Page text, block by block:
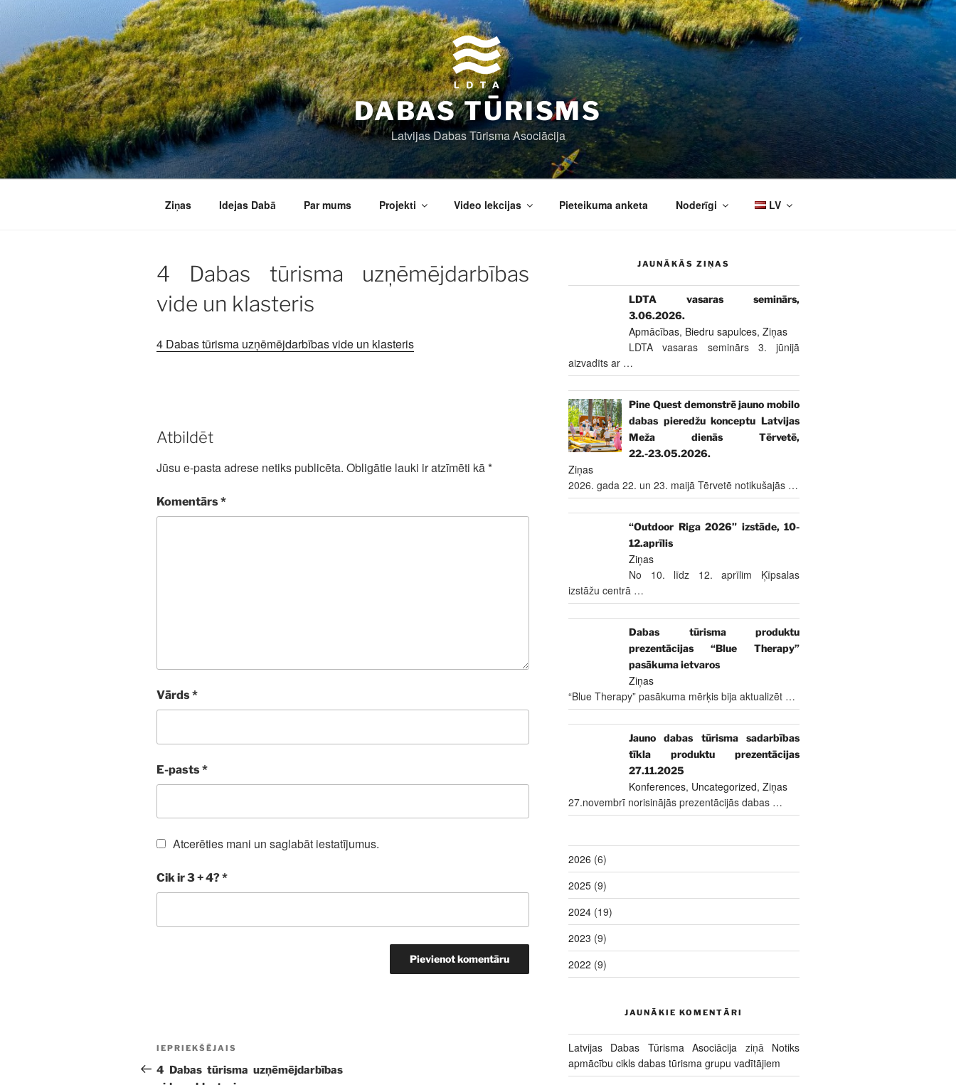
Doties
DABAS TŪRISMS
Latvijas Dabas Tūrisma Asociācija
Ziņas Idejas Dabā Par mums Projekti Video lekcijas Pieteikuma anketa Noderīgi LV
4 Dabas tūrisma uzņēmējdarbības
vide un klasteris
4 Dabas tūrisma uzņēmējdarbības vide un klasteris
Atbildēt
Jūsu e-pasta adrese netiks publicēta. Obligātie lauki ir atzīmēti kā*
Komentārs*
Vārds*
E-pasts*
Atcerēties mani un saglabāt iestatījumus.
Cik ir 3 + 4?*
Ziņu
izvēlne
Iepriekšējā
ziņa:
IEPRIEKŠĒJAIS
4 Dabas tūrisma uzņēmējdarbības
JAUNĀKĀS ZIŅAS
LDTA vasaras seminārs,
3.06.2026.
Apmācības, Biedru sapulces,Ziņas
LDTA vasaras seminārs 3. jūnijā
aizvadīts ar …
Pine Quest demonstrē jauno mobilo
dabas pieredžu konceptu Latvijas
Meža dienās Tērvetē,
22.-23.05.2026.
Ziņas
2026. gada 22. un 23. maijā Tērvetē notikušajās …
“Outdoor Riga 2026” izstāde, 10-
12.aprīlis
Ziņas
No 10. līdz 12. aprīlim Ķīpsalas
izstāžu centrā …
Dabas tūrisma produktu
prezentācijas “Blue Therapy”
pasākuma ietvaros
Ziņas
“Blue Therapy” pasākuma mērķis bija aktualizēt …
Jauno dabas tūrisma sadarbības
tīkla produktu prezentācijas
27.11.2025
Konferences, Uncategorized,Ziņas
27.novembrī norisinājās prezentācijās dabas …
2026 (6)
2025(9)
2024(19)
2023 (9)
2022 (9)
JAUNĀKIE KOMENTĀRI
Latvijas Dabas Tūrisma Asociācija ziņā Notiks
apmācību cikls dabas tūrisma grupu vadītājiem